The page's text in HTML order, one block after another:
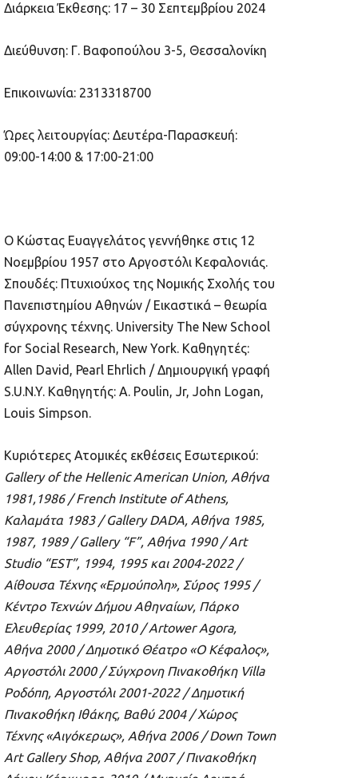
Διάρκεια Έκθεσης: 17 – 30 Σεπτεμβρίου 2024
Διεύθυνση: Γ. Βαφοπούλου 3-5, Θεσσαλονίκη
Επικοινωνία: 2313318700
Ώρες λειτουργίας: Δευτέρα-Παρασκευή:
09:00-14:00 & 17:00-21:00
Ο Κώστας Ευαγγελάτος γεννήθηκε στις 12
Νοεμβρίου 1957 στο Αργοστόλι Κεφαλονιάς.
Σπουδές: Πτυχιούχος της Νομικής Σχολής του
Πανεπιστημίου Αθηνών / Εικαστικά – θεωρία
σύγχρονης τέχνης. University The New School
for Social Research, New York. Καθηγητές:
Allen David, Pearl Ehrlich / Δημιουργική γραφή
S.U.N.Y. Καθηγητής: A. Poulin, Jr, John Logan,
Louis Simpson.
Κυριότερες Ατομικές εκθέσεις Εσωτερικού:
Gallery of the Hellenic American Union, Αθήνα
1981,1986 / French Institute of Athens,
Καλαμάτα 1983 / Gallery DADA, Αθήνα 1985,
1987, 1989 / Gallery “F”, Αθήνα 1990 / Art
Studio “EST”, 1994, 1995 και2004-2022 /
Αίθουσα Τέχνης«Ερμούπολη», Σύρος1995 /
Κέντρο Τεχνών Δήμου Αθηναίων, Πάρκο
Ελευθερίας1999, 2010 / Artower Agora,
Αθήνα 2000 /Δημοτικό Θέατρο«Ο Κέφαλος»,
Αργοστόλι2000 /Σύγχρονη ΠινακοθήκηVilla
Ροδόπη, Αργοστόλι2001-2022 /Δημοτική
Πινακοθήκη Ιθάκης, Βαθύ2004 /Χώρος
Τέχνης«Αιγόκερως», Αθήνα 2006 / Down Town
Art Gallery Shop, Αθήνα 2007 /Πινακοθήκη